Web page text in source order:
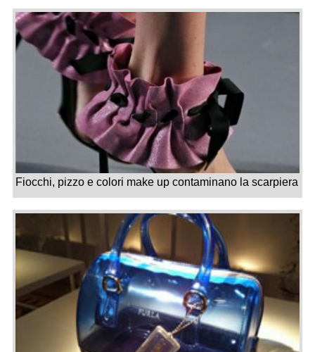
Fiocchi, pizzo e colori make up contaminano la scarpiera